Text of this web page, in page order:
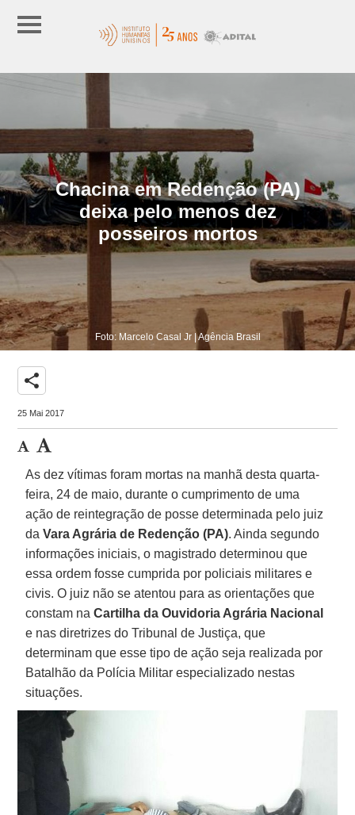
Chacina em Redenção (PA)
deixa pelo menos dez
posseiros mortos
Foto: Marcelo Casal Jr | Agência Brasil
share
25 Mai 2017
As dez vítimas foram mortas na manhã desta quarta-
feira, 24 de maio, durante o cumprimento de uma
ação de reintegração de posse determinada pelo juiz
daVara Agrária de Redenção (PA). Ainda segundo
informações iniciais, o magistrado determinou que
essa ordem fosse cumprida por policiais militares e
civis. O juiz não se atentou para as orientações que
constam na Cartilha da Ouvidoria Agrária Nacional
e nas diretrizes do Tribunal de Justiça, que
determinam que esse tipo de ação seja realizada por
Batalhão da Polícia Militar especializado nestas
situações.